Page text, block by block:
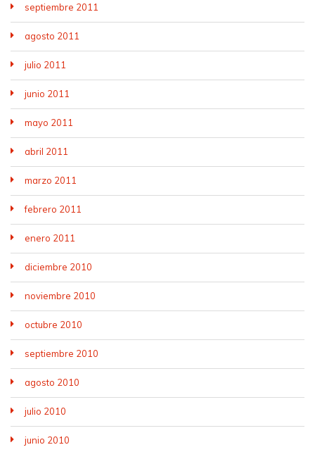
septiembre 2011
agosto 2011
julio 2011
junio 2011
mayo 2011
abril 2011
marzo 2011
febrero 2011
enero 2011
diciembre 2010
noviembre 2010
octubre 2010
septiembre 2010
agosto 2010
julio 2010
junio 2010